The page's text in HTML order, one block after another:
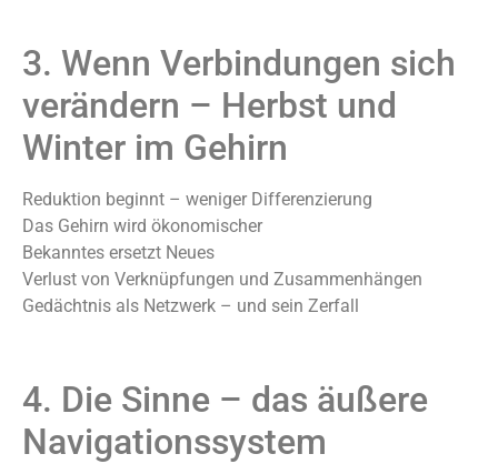
3. Wenn Verbindungen sich
verändern – Herbst und
Winter im Gehirn
Reduktion beginnt – weniger Differenzierung
Das Gehirn wird ökonomischer
Bekanntes ersetzt Neues
Verlust von Verknüpfungen und Zusammenhängen
Gedächtnis als Netzwerk – und sein Zerfall
4. Die Sinne – das äußere
Navigationssystem